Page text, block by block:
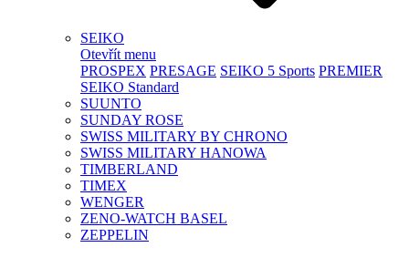
SEIKO
Otevřít menu
PROSPEX PRESAGE SEIKO 5 Sports PREMIER
SEIKO Standard
SUUNTO
SUNDAY ROSE
SWISS MILITARY BY CHRONO
SWISS MILITARY HANOWA
TIMBERLAND
TIMEX
WENGER
ZENO-WATCH BASEL
ZEPPELIN